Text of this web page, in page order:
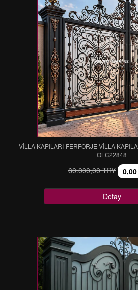
VİLLA KAPILARI-FERFORJE VİLLA
OLC22848
60.000,00 TRY 0,00
Detay